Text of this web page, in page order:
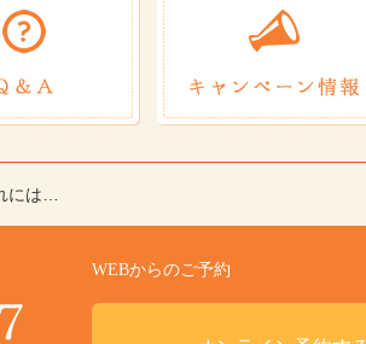
には…
WEBからのご予約